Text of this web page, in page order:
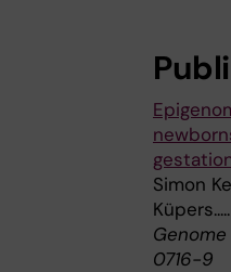
Simon
0716-9